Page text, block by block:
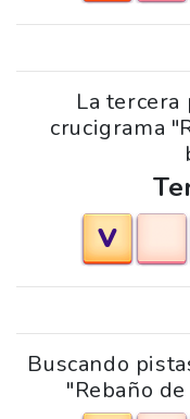
La
crucigrama
V
Buscando
"Rebaño